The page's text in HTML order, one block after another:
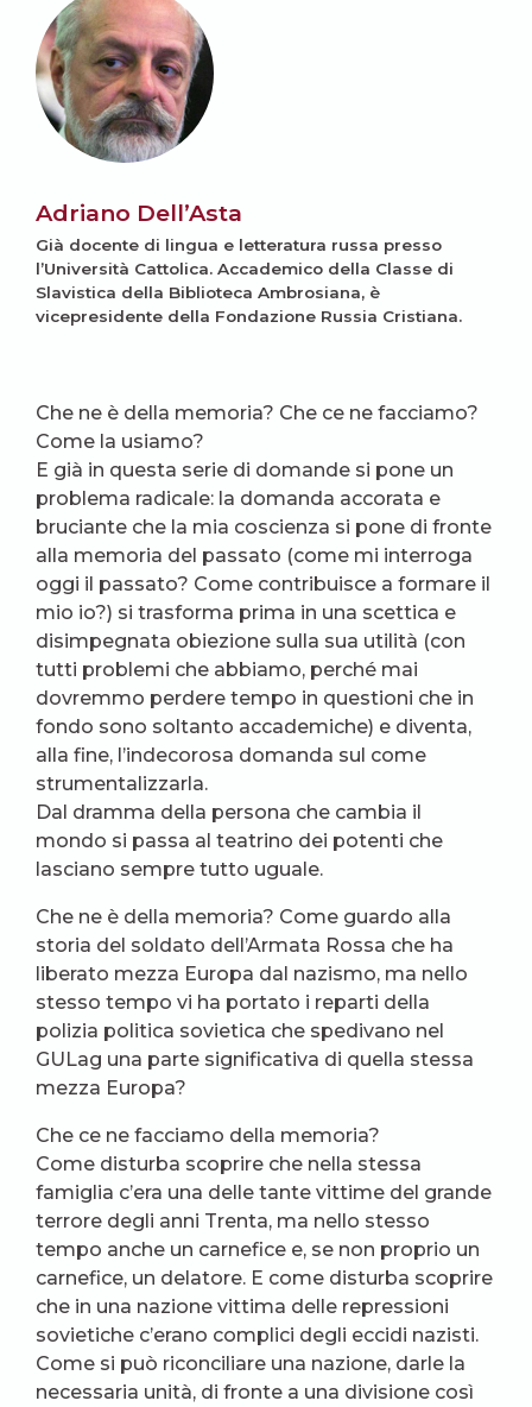
Adriano Dell’Asta
Già docente di lingua e letteratura russa presso
l’Università Cattolica. Accademico della Classe di
Slavistica della Biblioteca Ambrosiana, è
vicepresidente della Fondazione Russia Cristiana.
Che ne è della memoria? Che ce ne facciamo?
Come la usiamo?
E già in questa serie di domande si pone un
problema radicale: la domanda accorata e
bruciante che la mia coscienza si pone di fronte
alla memoria del passato (come mi interroga
oggi il passato? Come contribuisce a formare il
mio io?) si trasforma prima in una scettica e
disimpegnata obiezione sulla sua utilità (con
tutti problemi che abbiamo, perché mai
dovremmo perdere tempo in questioni che in
fondo sono soltanto accademiche) e diventa,
alla fine, l’indecorosa domanda sul come
strumentalizzarla.
Dal dramma della persona che cambia il
mondo si passa al teatrino dei potenti che
lasciano sempre tutto uguale.
Che ne è della memoria? Come guardo alla
storia del soldato dell’Armata Rossa che ha
liberato mezza Europa dal nazismo, ma nello
stesso tempo vi ha portato i reparti della
polizia politica sovietica che spedivano nel
GULag una parte significativa di quella stessa
mezza Europa?
Che ce ne facciamo della memoria?
Come disturba scoprire che nella stessa
famiglia c’era una delle tante vittime del grande
terrore degli anni Trenta, ma nello stesso
tempo anche un carnefice e, se non proprio un
carnefice, un delatore. E come disturba scoprire
che in una nazione vittima delle repressioni
sovietiche c’erano complici degli eccidi nazisti.
Come si può riconciliare una nazione, darle la
necessaria unità, di fronte a una divisione così